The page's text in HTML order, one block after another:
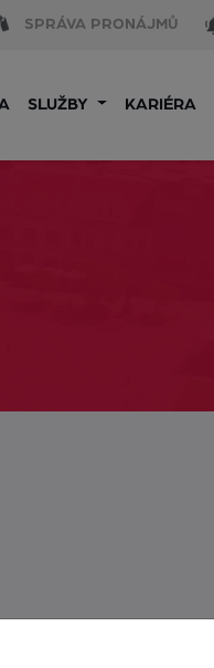
SPRÁVA PRONÁJMŮ
SLUŽBY KARIÉRA